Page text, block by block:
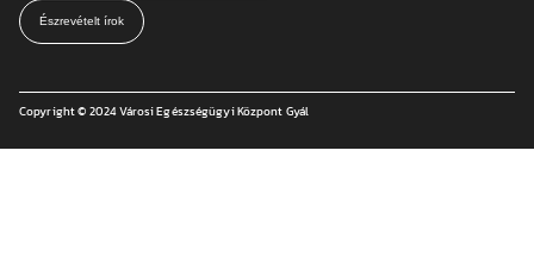
Észrevételt írok
Copyright © 2024 Városi Egészségügyi Központ Gyál